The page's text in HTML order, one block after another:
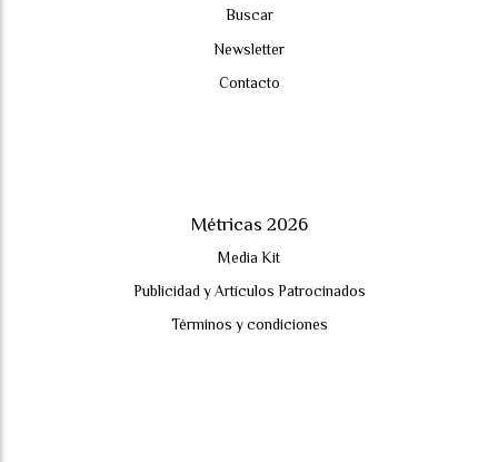
Buscar
Newsletter
Contacto
Métricas 2026
Media Kit
Publicidad y Artículos Patrocinados
Términos y condiciones